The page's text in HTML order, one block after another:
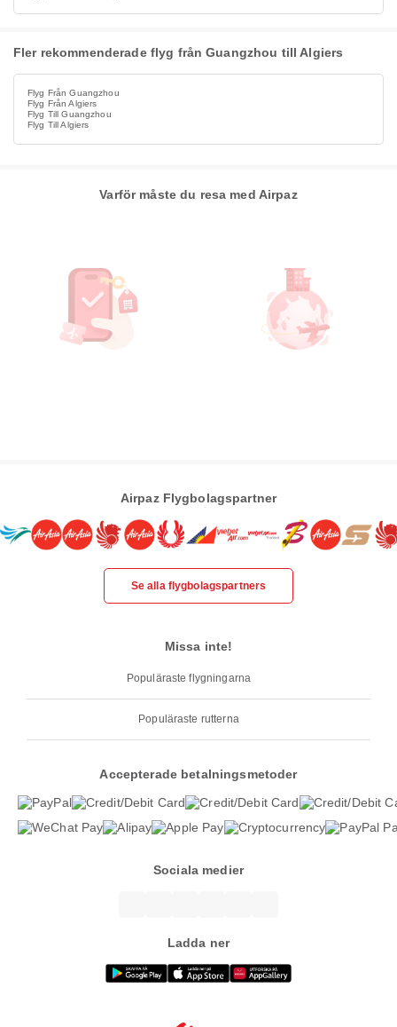
Fler rekommenderade flyg från Guangzhou till Algiers
Flyg Från Guangzhou
Flyg Från Algiers
Flyg Till Guangzhou
Flyg Till Algiers
Varför måste du resa med Airpaz
Airpaz Flygbolagspartner
Se alla flygbolagspartners
Missa inte!
Populäraste flygningarna
Populäraste rutterna
Accepterade betalningsmetoder
Sociala medier
Ladda ner